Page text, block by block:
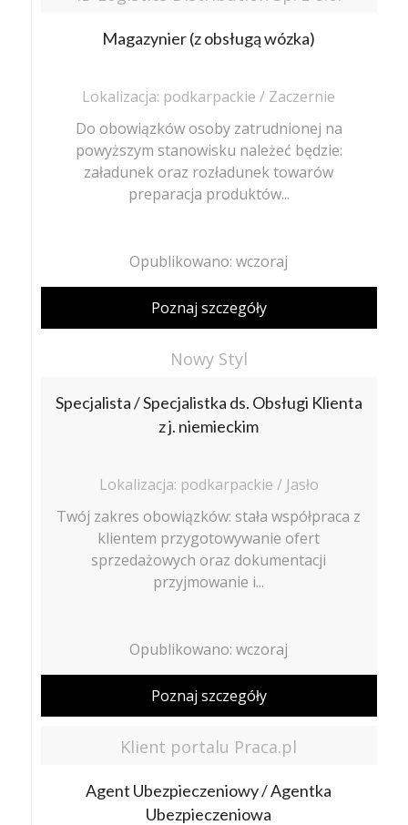
Magazynier (z obsługą wózka)
Lokalizacja: podkarpackie / Zaczernie
Do obowiązków osoby zatrudnionej na
powyższym stanowisku należeć będzie:
załadunek oraz rozładunek towarów
preparacja produktów...
Opublikowano: wczoraj
Poznaj szczegóły
Nowy Styl
Specjalista / Specjalistka ds. Obsługi Klienta
z j. niemieckim
Lokalizacja: podkarpackie / Jasło
Twój zakres obowiązków: stała współpraca z
klientem przygotowywanie ofert
sprzedażowych oraz dokumentacji
przyjmowanie i...
Opublikowano: wczoraj
Poznaj szczegóły
Klient portalu Praca.pl
Agent Ubezpieczeniowy / Agentka
Ubezpieczeniowa